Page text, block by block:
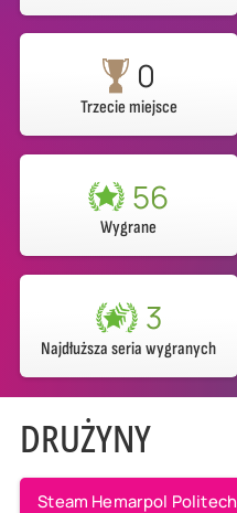
0
Trzecie miejsce
56
Wygrane
3
Najdłuższa seria wygranych
DRUŻYNY
Steam Hemarpol